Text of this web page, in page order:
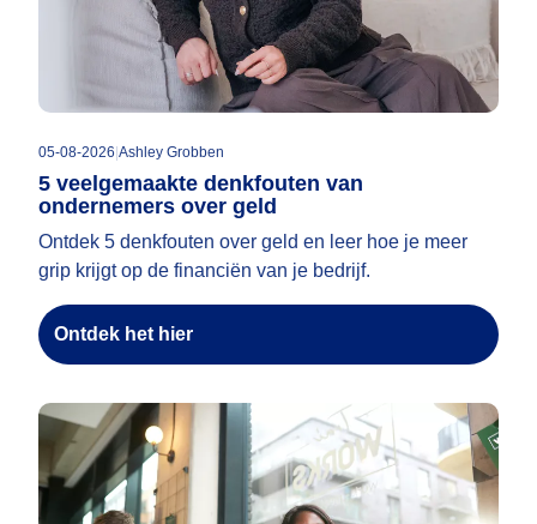
05-08-2026 Ashley Grobben
5 veelgemaakte denkfouten van
ondernemers over geld
Ontdek 5 denkfouten over geld en leer hoe je meer
grip krijgt op de financiën van je bedrijf.
Ontdek het hier